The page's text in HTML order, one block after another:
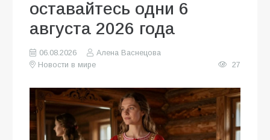
оставайтесь одни 6
августа 2026 года
06.08.2026
Алена Васнецова
Новости в мире
27